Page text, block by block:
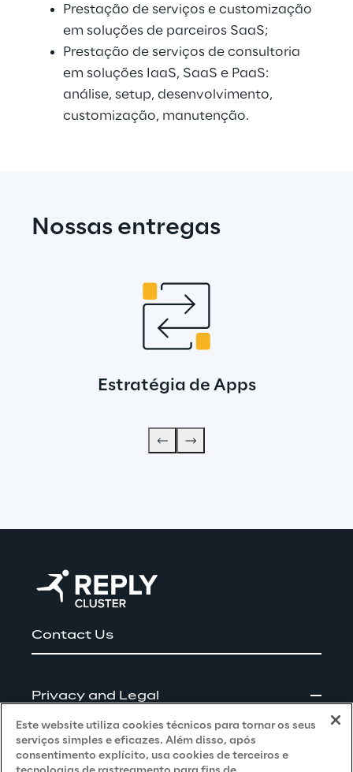
Prestação de serviços e customização
em soluções de parceiros SaaS;
Prestação de serviços de consultoria
em soluções IaaS, SaaS e PaaS:
análise, setup, desenvolvimento,
customização, manutenção.
Nossas entregas
Estratégia de Apps
Contact Us
Privacy and Legal
Privacy & Cookie Policy
Privacy Notice(Client - LGPD)
Este website utiliza cookies técnicos para tornar os seus
serviços simples e eficazes. Além disso, após
consentimento explícito, usa cookies de terceiros e